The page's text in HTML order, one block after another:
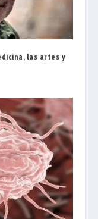
las artes y